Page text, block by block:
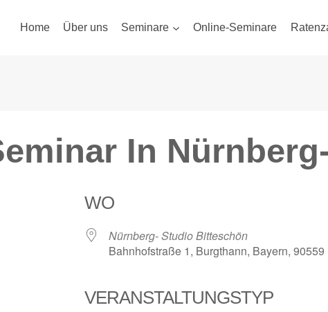
Home Über uns Seminare Online-Seminare
In
WO
Nürnberg- Studio Bitteschön
Bahnhofstraße 1, Burgthann, Bayern, 90559
VERANSTALTUNGSTYP